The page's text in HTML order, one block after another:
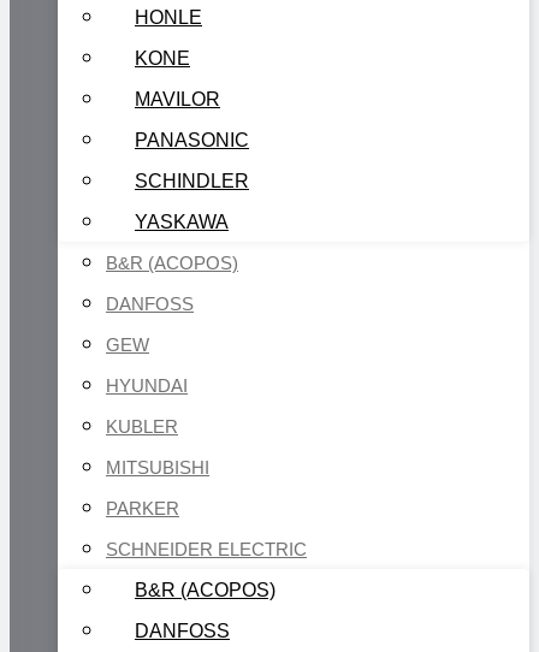
HONLE
KONE
MAVILOR
PANASONIC
SCHINDLER
YASKAWA
B&R (ACOPOS)
DANFOSS
GEW
HYUNDAI
KUBLER
MITSUBISHI
PARKER
SCHNEIDER ELECTRIC
B&R (ACOPOS)
DANFOSS